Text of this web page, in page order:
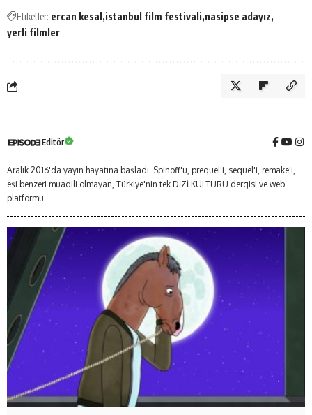
Etiketler: ercan kesal istanbul film festivali nasipse adayız
yerli filmler
Editör
Aralık 2016'da yayın hayatına başladı. Spinoff'u, prequel'i, sequel'i, remake'i,
eşi benzeri muadili olmayan, Türkiye'nin tek DİZİ KÜLTÜRÜ dergisi ve web
platformu...